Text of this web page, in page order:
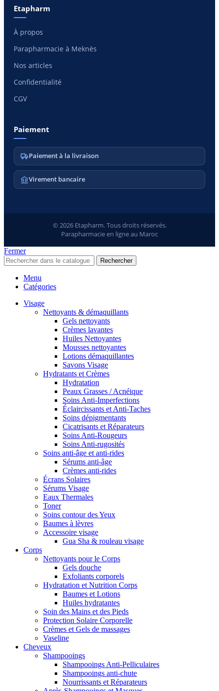
Etapharm
À propos
Parapharmacie à Meknès
Nos articles
Confidentialité
CGV
Paiement
Paiement à la livraison
Virement bancaire
© 2026 Etapharm. Tous droits réservés.
Parapharmacie en ligne au Maroc
Fermer
Rechercher
Menu
Catégories
Visage
Nettoyants & démaquillants
Gels nettoyants
Crèmes lavantes
Huiles Nettoyantes
Mousses nettoyantes
Lotions démaquillantes
Savons Visage
Hydratants et Crèmes
Hydratation
Peaux Grasses / Acnéique
Soins Anti-Imperfections
Éclaircissants et Anti-Taches
Soins dépigmentants
Cicatrisants et Réparateurs
Soins Anti-Rougeurs
Soins Anti-rugosités
Soins anti-âge et anti-rides
Sérums anti-âge
Crèmes anti-rides
Écrans Solaires
Sérums Visage
Eaux Thermales
Toner
Soins contour des Yeux
Baumes à lèvres
Accessoire visage
Gua Sha & rouleau visage
Corps
Nettoyants pour le Corps
Gels douche
Exfoliants corporels
Hydratation et Nutrition Corps
Baumes et Lotions
Huiles hydratantes
Soin des Mains et des Pieds
Protection Solaire Corporelle
Crèmes et Gels de massages
Vaseline
Cheveux
Shampooings
Shampooings Anti-Pelliculaires
Shampooings anti-chute
Nourrissants et Réparateurs